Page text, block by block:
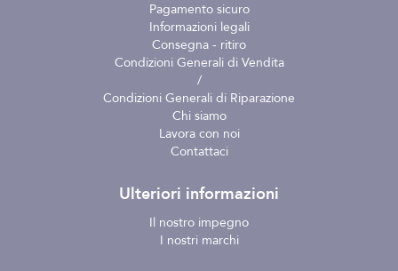
Pagamento sicuro
Informazioni legali
Consegna - ritiro
Condizioni Generali di Vendita
/
Condizioni Generali di Riparazione
Chi siamo
Lavora con noi
Contattaci
Ulteriori informazioni
Il nostro impegno
I nostri marchi